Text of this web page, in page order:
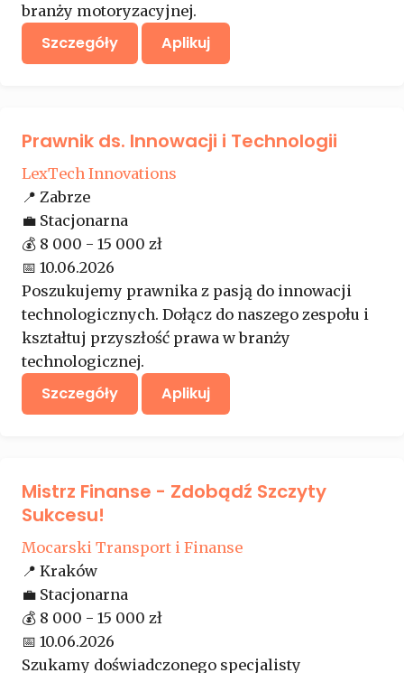
branży motoryzacyjnej.
Szczegóły Aplikuj
Prawnik ds. Innowacji i Technologii
LexTech Innovations
📍 Zabrze
💼 Stacjonarna
💰 8 000 - 15 000 zł
📅 10.06.2026
Poszukujemy prawnika z pasją do innowacji
technologicznych. Dołącz do naszego zespołu i
kształtuj przyszłość prawa w branży
technologicznej.
Szczegóły Aplikuj
Mistrz Finanse - Zdobądź Szczyty
Sukcesu!
Mocarski Transport i Finanse
📍 Kraków
💼 Stacjonarna
💰 8 000 - 15 000 zł
📅 10.06.2026
Szukamy doświadczonego specjalisty